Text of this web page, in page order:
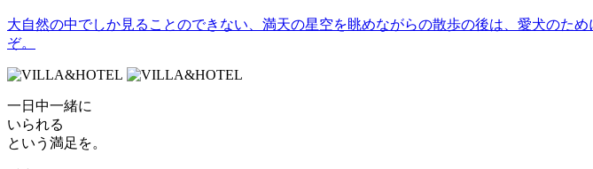
大自然の中でしか見ることのできない、満天の星空を眺めながらの散歩の後は、愛犬のた
ぞ。
一日中一緒に
いられる
という満足を。